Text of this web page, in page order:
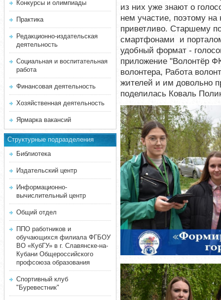
Конкурсы и олимпиады
Практика
Редакционно-издательская
деятельность
Социальная и воспитательная
работа
Финансовая деятельность
Хозяйственная деятельность
Ярмарка вакансий
Структурные подразделения
Библиотека
Издательский центр
Информационно-
вычислительный центр
Общий отдел
ППО работников и
обучающихся филиала ФГБОУ
ВО «КубГУ» в г. Славянске-на-
Кубани Общероссийского
профсоюза образования
Спортивный клуб
"Буревестник"
из них уже знают о
нем участие, поэтому на
приветливо. Старшему
смартфонами и
удобный формат -
приложение "Волонтёр
волонтера, Работа
жителей и им довольно
поделилась Коваль